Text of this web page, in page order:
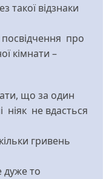
такої відзнаки
про
кімнати –
що за один
ніяк не вдасться
гривень
дуже то